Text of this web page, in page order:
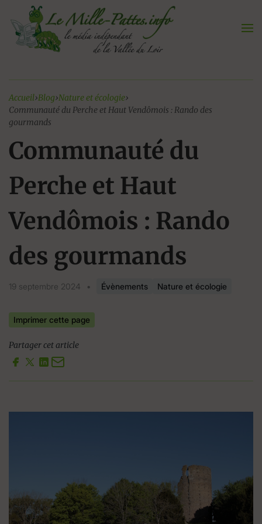
contenu
Accueil›Blog›Nature et écologie›
Communauté du Perche et Haut Vendômois : Rando des
gourmands
Communauté du
Perche et Haut
Vendômois : Rando
des gourmands
19 septembre 2024 • Évènements Nature et écologie
Imprimer cette page
Partager cet article